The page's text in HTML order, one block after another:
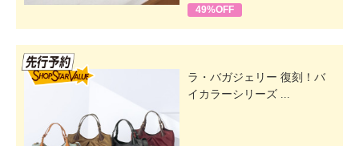
49%OFF
ラ・バガジェリー 復刻！バ
イカラーシリーズ ...